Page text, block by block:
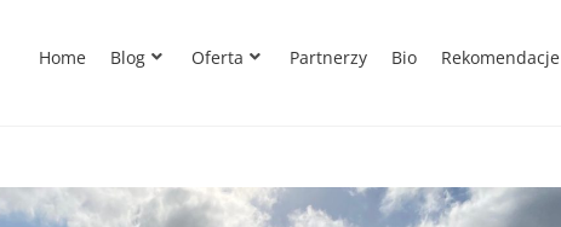
Home Blog Oferta Partnerzy Bio Rekomendacje